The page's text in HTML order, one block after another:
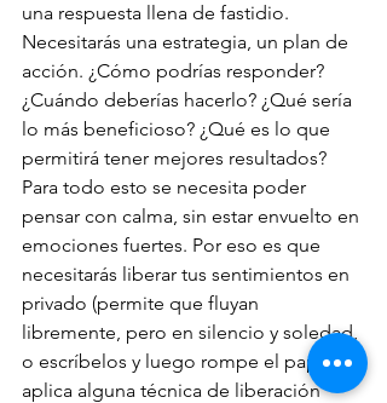
una respuesta llena de fastidio.
Necesitarás una estrategia, un plan de
acción. ¿Cómo podrías responder?
¿Cuándo deberías hacerlo? ¿Qué sería
lo más beneficioso? ¿Qué es lo que
permitirá tener mejores resultados?
Para todo esto se necesita poder
pensar con calma, sin estar envuelto en
emociones fuertes. Por eso es que
necesitarás liberar tus sentimientos en
privado (permite que fluyan
libremente, pero en silencio y soledad,
o escríbelos y luego rompe el papel, o
aplica alguna técnica de liberación